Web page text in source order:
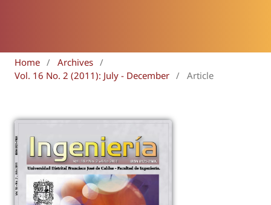
Home / Archives /
Vol. 16 No. 2 (2011): July - December / Article